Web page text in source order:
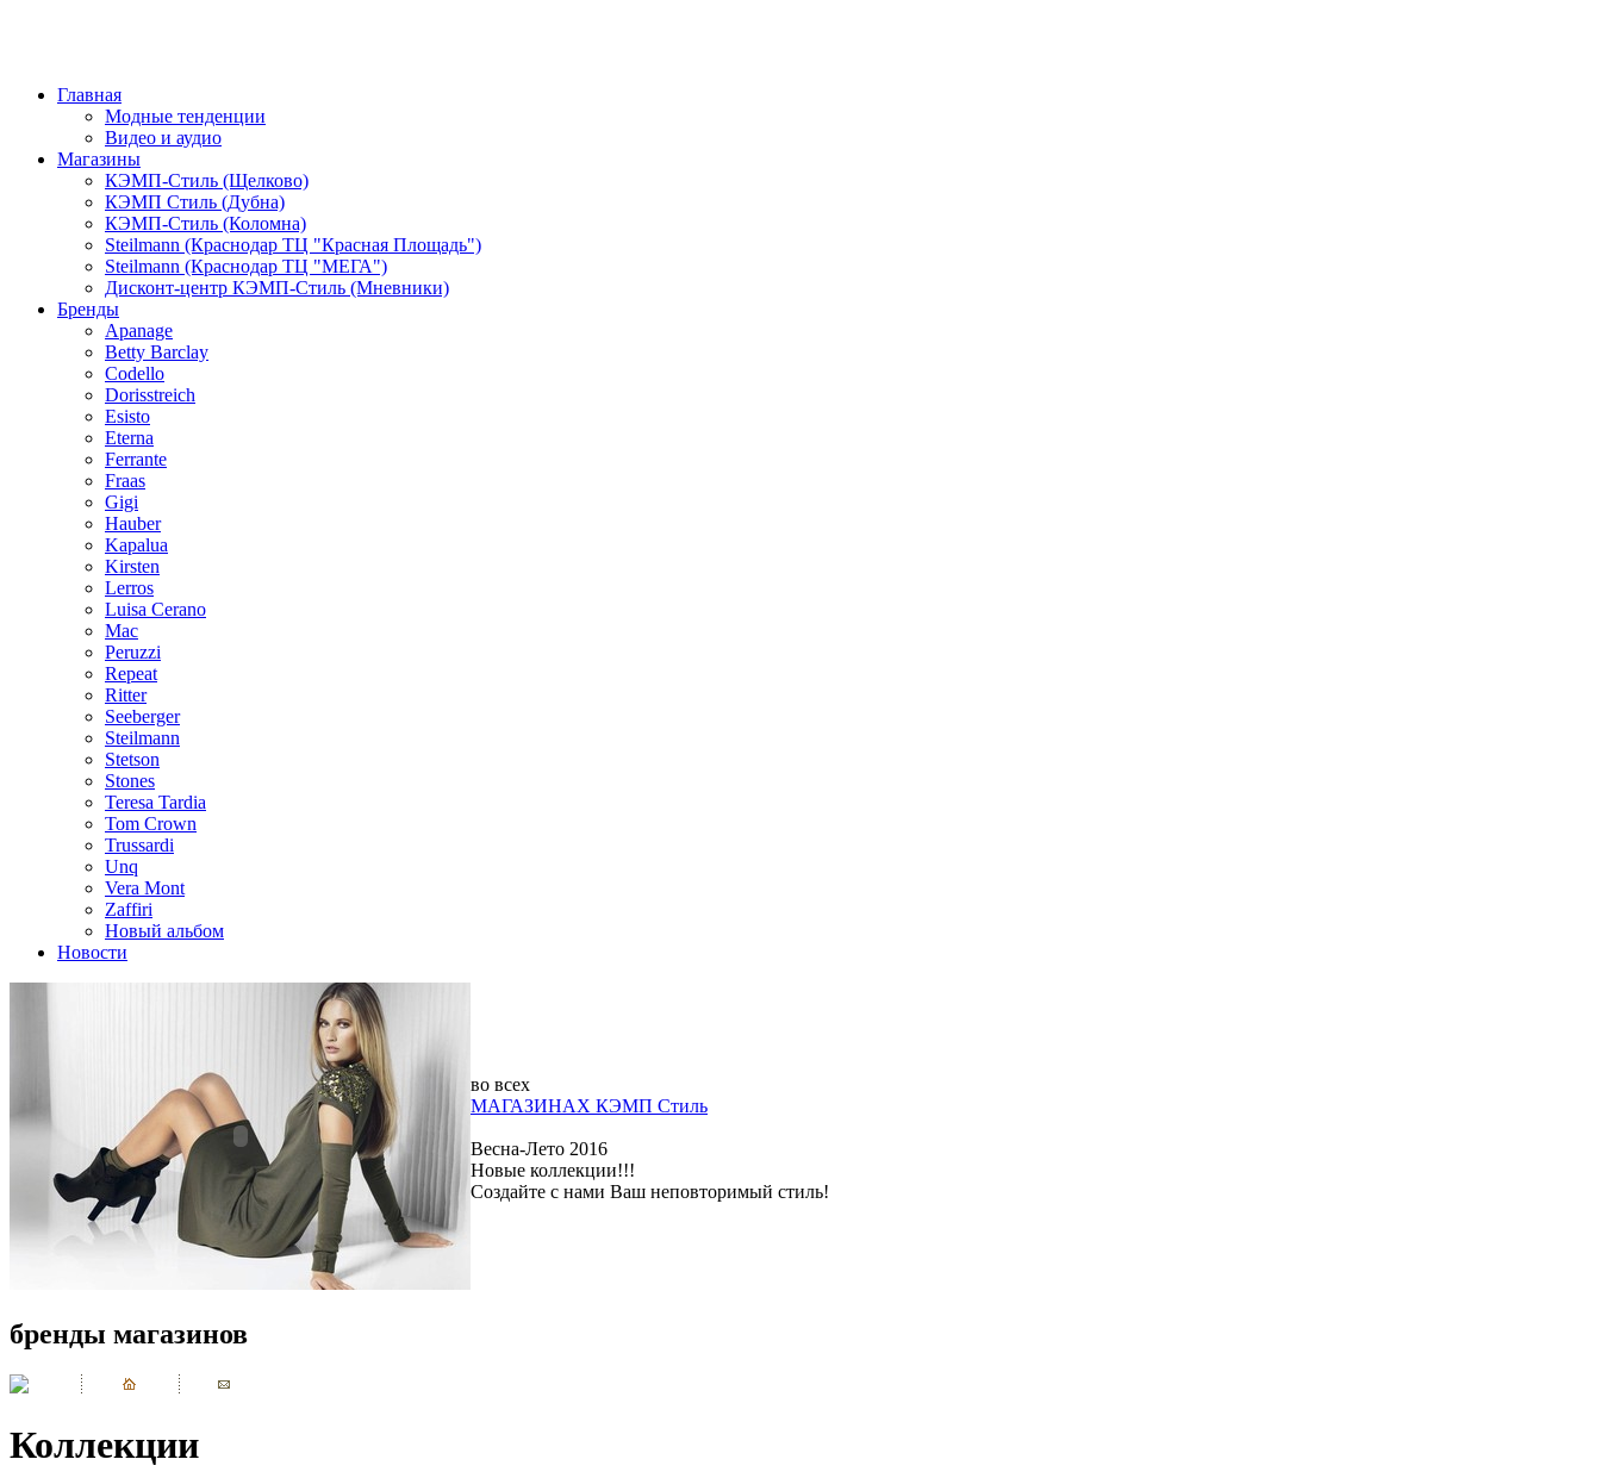
Главная
Модные тенденции
Видео и аудио
Магазины
КЭМП-Стиль (Щелково)
КЭМП Стиль (Дубна)
КЭМП-Стиль (Коломна)
Steilmann (Краснодар ТЦ "Красная Площадь")
Steilmann (Краснодар ТЦ "МЕГА")
Дисконт-центр КЭМП-Стиль (Мневники)
Бренды
Apanage
Betty Barclay
Codello
Dorisstreich
Esisto
Eterna
Ferrante
Fraas
Gigi
Hauber
Kapalua
Kirsten
Lerros
Luisa Cerano
Mac
Peruzzi
Repeat
Ritter
Seeberger
Steilmann
Stetson
Stones
Teresa Tardia
Tom Crown
Trussardi
Unq
Vera Mont
Zaffiri
Новый альбом
Новости
во всех
МАГАЗИНАХ КЭМП Стиль
Весна-Лето 2016
Новые коллекции!!!
Создайте с нами Ваш неповторимый стиль!
бренды магазинов
Коллекции